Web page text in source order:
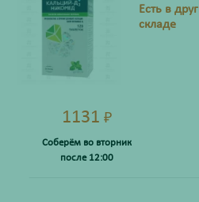
Есть в
складе
1131 ₽
Соберём во вторник
после 12:00